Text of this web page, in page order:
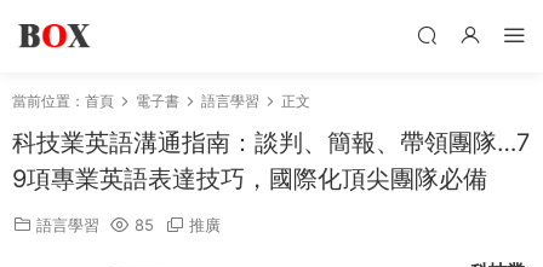
當前位置： 首頁 電子書 語言學習 正文
科技業英語溝通指南：談判、簡報、帶領團隊…7
9項專業英語表達技巧，國際化頂尖團隊必備
語言學習 85 推廣